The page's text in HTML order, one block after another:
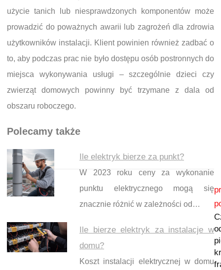
użycie tanich lub niesprawdzonych komponentów może
prowadzić do poważnych awarii lub zagrożeń dla zdrowia
użytkowników instalacji. Klient powinien również zadbać o
to, aby podczas prac nie było dostępu osób postronnych do
miejsca wykonywania usługi – szczególnie dzieci czy
zwierząt domowych powinny być trzymane z dala od
obszaru roboczego.
Polecamy także
Ile elektryk bierze za punkt?
W 2023 roku ceny za wykonanie
punktu elektrycznego mogą się
znacznie różnić w zależności od…
Ile bierze elektryk za instalacje w
domu?
Koszt instalacji elektrycznej w domu
Nawigacja wpisu